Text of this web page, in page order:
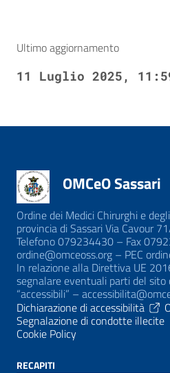
Ultimo aggiornamento
11 Luglio 2025,
OMCeO Sassari
Ordine dei Medici Chirurghi e
provincia di Sassari Via Cavour
Telefono 079234430 – Fax
ordine@omceoss.org – PEC
In relazione alla Direttiva UE
segnalare eventuali parti del
“accessibili” –
Dichiarazione di accessibilità
Segnalazione di condotte illecite
Cookie Policy
RECAPITI